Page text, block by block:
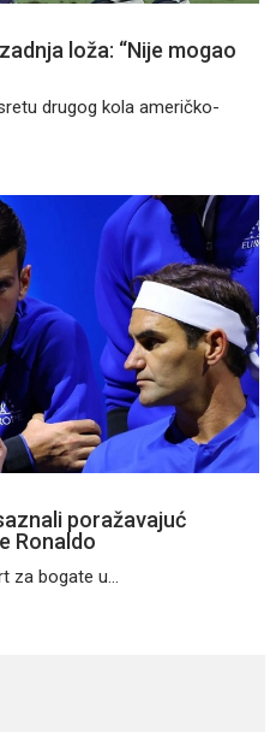
loža: “Nije mogao
drugog kola američko-
poražavajuć
Ronaldo
za bogate u...